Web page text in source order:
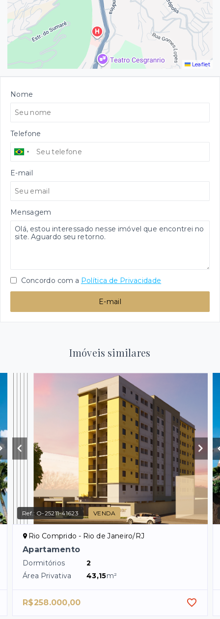
Leaflet
Nome
Telefone
E-mail
Mensagem
Concordo com a Política de Privacidade
E-mail
Imóveis similares
Ref.: O-25211-41623 VENDA
Rio Comprido - Rio de Janeiro/RJ
Apartamento
Dormitórios
2
Área Privativa
43,15m²
R$258.000,00